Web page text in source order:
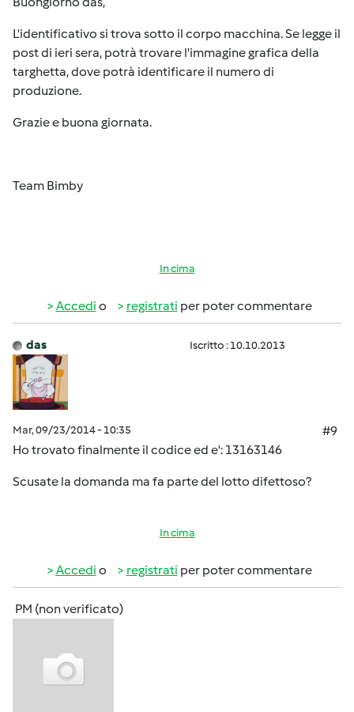
L'identificativo si trova sotto il corpo macchina. Se legge il
post di ieri sera, potrà trovare l'immagine grafica della
targhetta, dove potrà identificare il numero di
produzione.
Grazie e buona giornata.
Team Bimby
In cima
Accedi o registrati per poter commentare
das Iscritto : 10.10.2013
Mar, 09/23/2014 - 10:35
#9
Ho trovato finalmente il codice ed e': 13163146
Scusate la domanda ma fa parte del lotto difettoso?
In cima
Accedi o registrati per poter commentare
PM (non verificato)